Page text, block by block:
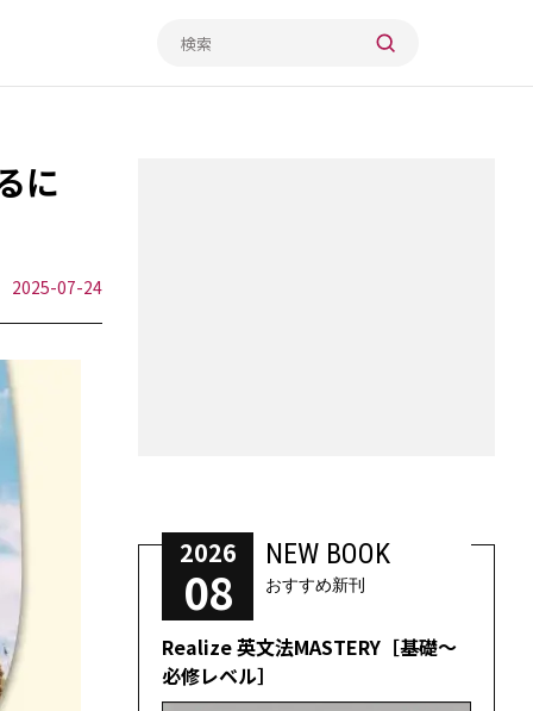
に
2025-07-24
2026
08
NEW BOOK
おすすめ新刊
Realize 英文法MASTERY［基礎～
必修レベル］